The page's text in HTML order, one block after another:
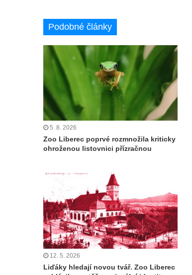
Podobné články
5. 8. 2026
Zoo Liberec poprvé rozmnožila kriticky
ohroženou listovnici přízračnou
12. 5. 2026
Liďáky hledají novou tvář. Zoo Liberec